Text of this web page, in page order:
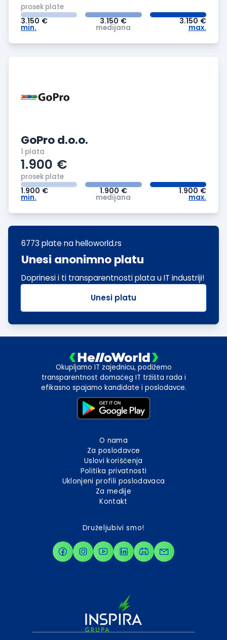
prosek plate
3.150 €
min.
3.150 €
medijana
3.150 €
max.
GoPro d.o.o.
1 plata
1.900 €
prosek plate
1.900 €
min.
1.900 €
medijana
1.900 €
max.
6773 plate na helloworld.rs
Unesi anonimno platu
Doprinesi i ti transparentnosti plata u IT industriji!
Unesi platu
Okupljamo IT zajednicu, podižemo
transparentnost domaćeg IT tržišta rada i
efikasno spajamo kandidate i poslodavce.
O nama
Za poslodavce
Uslovi korišćenja
Politika privatnosti
Uklonjeni profili poslodavaca
Za medije
Kontakt
Druželjubivi smo!